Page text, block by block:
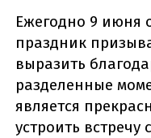
Ежегодно 9 июня
праздник
выразить
разделенные
является
устроить